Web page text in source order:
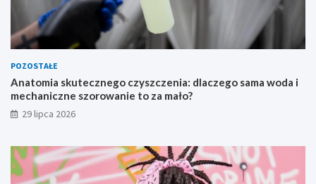
POZOSTAŁE
Anatomia skutecznego czyszczenia: dlaczego sama woda i
mechaniczne szorowanie to za mało?
29 lipca 2026